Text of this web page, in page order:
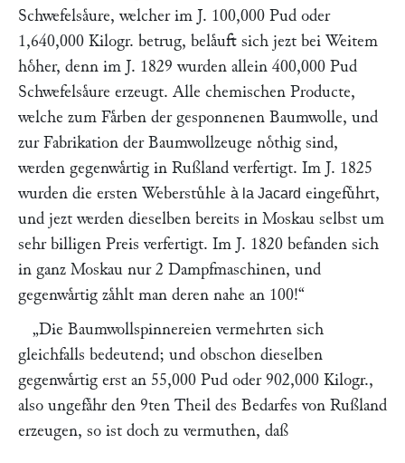
Schwefelsaͤure, welcher im J. 100,000 Pud oder
1,640,000 Kilogr. betrug, belaͤuft sich jezt bei Weitem
hoͤher, denn im J. 1829 wurden allein 400,000 Pud
Schwefelsaͤure erzeugt. Alle chemischen Producte,
welche zum Faͤrben der gesponnenen Baumwolle, und
zur Fabrikation der Baumwollzeuge noͤthig sind,
werden gegenwaͤrtig in Rußland verfertigt. Im J. 1825
wurden die ersten Weberstuͤhle à la Jacard eingefuͤhrt,
und jezt werden dieselben bereits in Moskau selbst um
sehr billigen Preis verfertigt. Im J. 1820 befanden sich
in ganz Moskau nur 2 Dampfmaschinen, und
gegenwaͤrtig zaͤhlt man deren nahe an 100!“
„Die Baumwollspinnereien vermehrten sich
gleichfalls bedeutend; und obschon dieselben
gegenwaͤrtig erst an 55,000 Pud oder 902,000 Kilogr.,
also ungefaͤhr den 9ten Theil des Bedarfes von Rußland
erzeugen, so ist doch zu vermuthen, daß